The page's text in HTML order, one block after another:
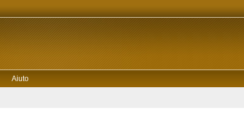
Aiuto